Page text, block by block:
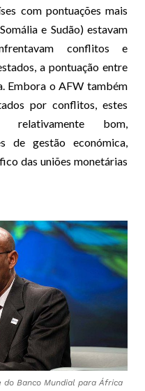
com pontuações mais
e Sudão) estavam
conflitos e
a pontuação entre
Embora o AFW também
por conflitos, estes
relativamente bom,
de gestão económica,
das uniões monetárias
Banco Mundial para África